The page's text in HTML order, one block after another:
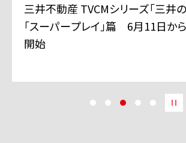
三井不動産 TVCMシリーズ「三井の
「スーパープレイ」篇 6月11日か
開始